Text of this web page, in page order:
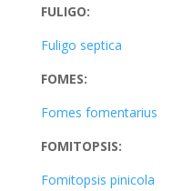
FULIGO:
Fuligo septica
FOMES:
Fomes fomentarius
FOMITOPSIS:
Fomitopsis pinicola